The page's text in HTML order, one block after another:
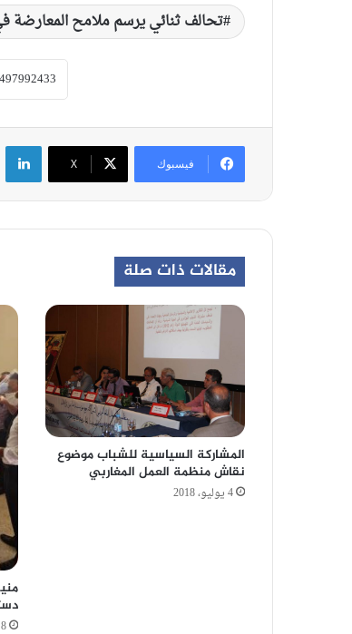
تحالف ثنائي يرسم ملامح المعارضة
فيسبوك ‫X
مقالات ذات صلة
المشاركة السياسية للشباب موضوع
نقاش منظمة العمل المغاربي
4 يوليو، 2018
8 سبتمبر، 2021